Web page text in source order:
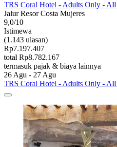
TRS Coral Hotel - Adults Only -
Jalur Resor Costa Mujeres
9,0/10
Istimewa
(1.143 ulasan)
Rp7.197.407
total Rp8.782.167
termasuk pajak & biaya lainnya
26 Agu - 27 Agu
TRS Coral Hotel - Adults Only -